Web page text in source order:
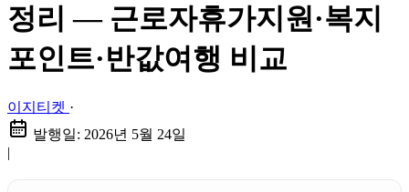
정리 — 근로자휴가지원·복지
포인트·반값여행 비교
이지티켓 ·
발행일: 2026년 5월 24일
|